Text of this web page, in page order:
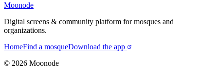
Moonode
Digital screens & community platform for mosques and
organizations.
HomeFind a mosqueDownload the app
© 2026 Moonode